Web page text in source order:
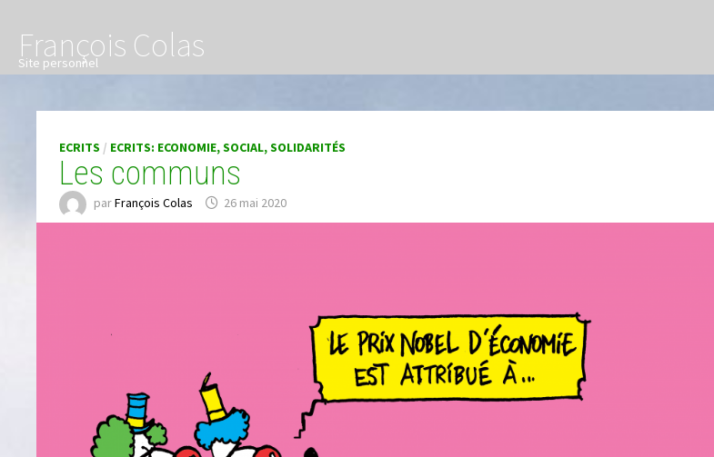
contenu
François Colas
Site personnel
ECRITS / ECRITS: ECONOMIE, SOCIAL, SOLIDARITÉS
Les communs
parFrançois Colas 26 mai 2020